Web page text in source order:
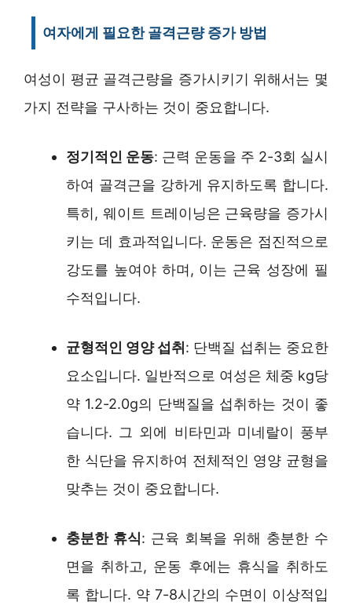
여자에게 필요한 골격근량 증가 방법
여성이 평균 골격근량을 증가시키기 위해서는 몇
가지 전략을 구사하는 것이 중요합니다.
정기적인 운동: 근력 운동을 주 2-3회 실시
하여 골격근을 강하게 유지하도록 합니다.
특히, 웨이트 트레이닝은 근육량을 증가시
키는 데 효과적입니다. 운동은 점진적으로
강도를 높여야 하며, 이는 근육 성장에 필
수적입니다.
균형적인 영양 섭취: 단백질 섭취는 중요한
요소입니다. 일반적으로 여성은 체중 kg당
약 1.2-2.0g의 단백질을 섭취하는 것이 좋
습니다. 그 외에 비타민과 미네랄이 풍부
한 식단을 유지하여 전체적인 영양 균형을
맞추는 것이 중요합니다.
충분한 휴식: 근육 회복을 위해 충분한 수
면을 취하고, 운동 후에는 휴식을 취하도
록 합니다. 약 7-8시간의 수면이 이상적입